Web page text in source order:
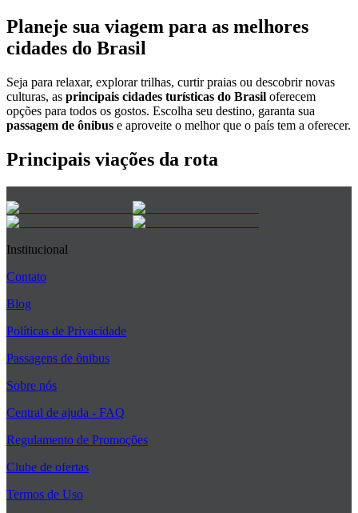
Planeje sua viagem para as melhores
cidades do Brasil
Seja para relaxar, explorar trilhas, curtir praias ou descobrir novas
culturas, as principais cidades turísticas do Brasil oferecem
opções para todos os gostos. Escolha seu destino, garanta sua
passagem de ônibus e aproveite o melhor que o país tem a oferecer.
Principais viações da rota
Institucional
Contato
Blog
Políticas de Privacidade
Passagens de ônibus
Sobre nós
Central de ajuda - FAQ
Regulamento de Promoções
Clube de ofertas
Termos de Uso